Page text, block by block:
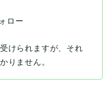
ロー
けられますが、それ
りません。